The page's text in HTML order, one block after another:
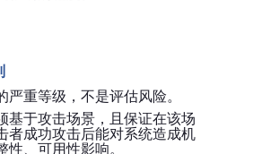
严重等级，不是评估风险。
基于攻击场景，且保证在该场
者成功攻击后能对系统造成机
性、可用性影响。